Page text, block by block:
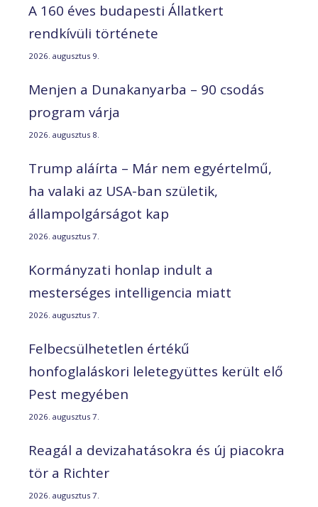
A 160 éves budapesti Állatkert
rendkívüli története
2026. augusztus 9.
Menjen a Dunakanyarba – 90 csodás
program várja
2026. augusztus 8.
Trump aláírta – Már nem egyértelmű,
ha valaki az USA-ban születik,
állampolgárságot kap
2026. augusztus 7.
Kormányzati honlap indult a
mesterséges intelligencia miatt
2026. augusztus 7.
Felbecsülhetetlen értékű
honfoglaláskori leletegyüttes került elő
Pest megyében
2026. augusztus 7.
Reagál a devizahatásokra és új piacokra
tör a Richter
2026. augusztus 7.